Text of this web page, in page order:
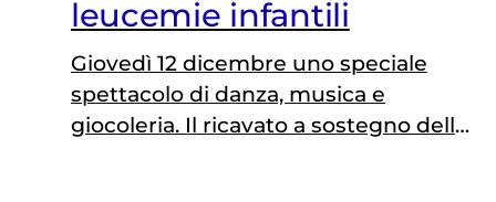
leucemie infantili
Giovedì 12 dicembre uno speciale
spettacolo di danza, musica e
giocoleria. Il ricavato a sostegno della